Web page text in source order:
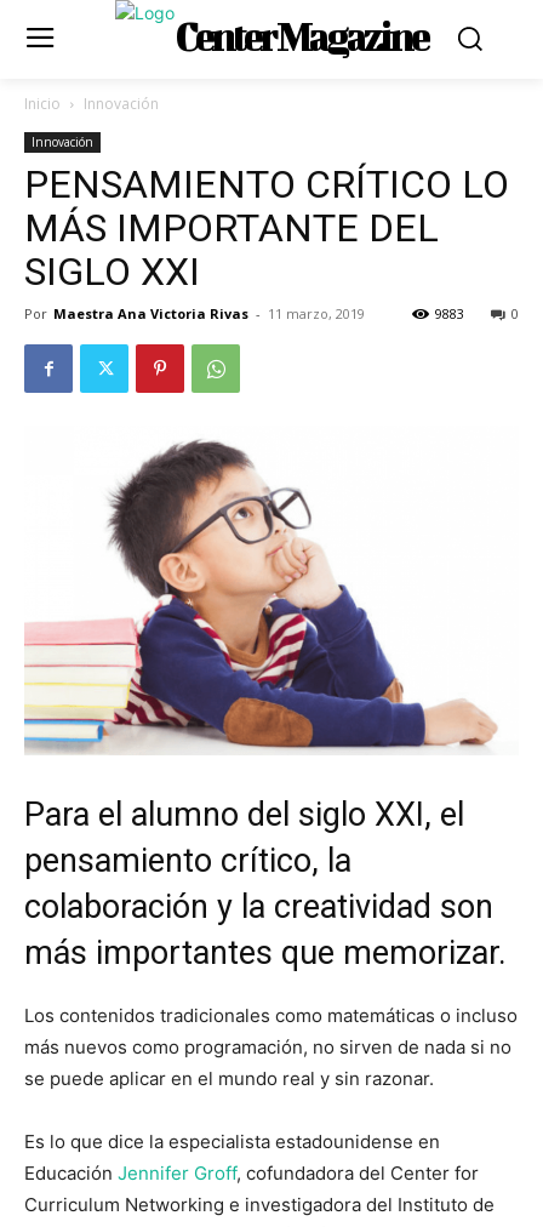
Center Magazine
Inicio Innovación
Innovación
PENSAMIENTO CRÍTICO LO
MÁS IMPORTANTE DEL
SIGLO XXI
Por Maestra Ana Victoria Rivas - 11 marzo, 2019 0
9883
Para el alumno del siglo XXI, el
pensamiento crítico, la
colaboración y la creatividad son
más importantes que memorizar.
Los contenidos tradicionales como matemáticas o incluso
más nuevos como programación, no sirven de nada si no
se puede aplicar en el mundo real y sin razonar.
Es lo que dice la especialista estadounidense en
Educación Jennifer Groff, cofundadora del Center for
Curriculum Networking e investigadora del Instituto de